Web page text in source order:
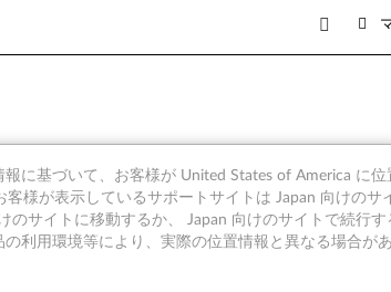
Windows 10
に基づいて、お客様が United States of America に位
様が表示しているサポートサイトは Japan 向けのサ
のサイトに移動するか、 Japan 向けのサイトで続行
利用環境等により、実際の位置情報と異なる場合があ